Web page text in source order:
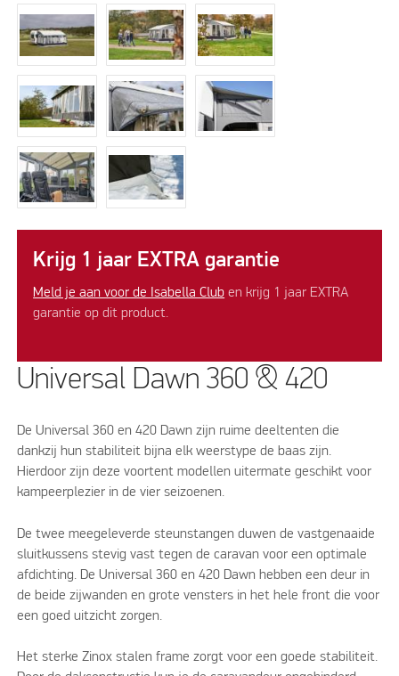
Krijg 1 jaar EXTRA garantie
Meld je aan voor de Isabella Club en krijg 1 jaar EXTRA
garantie op dit product.
Universal Dawn 360 & 420
De Universal 360 en 420 Dawn zijn ruime deeltenten die
dankzij hun stabiliteit bijna elk weerstype de baas zijn.
Hierdoor zijn deze voortent modellen uitermate geschikt voor
kampeerplezier in de vier seizoenen.
De twee meegeleverde steunstangen duwen de vastgenaaide
sluitkussens stevig vast tegen de caravan voor een optimale
afdichting. De Universal 360 en 420 Dawn hebben een deur in
de beide zijwanden en grote vensters in het hele front die voor
een goed uitzicht zorgen.
Het sterke Zinox stalen frame zorgt voor een goede stabiliteit.